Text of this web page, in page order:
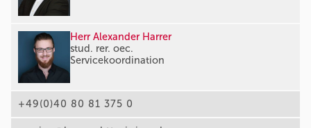
Herr Alexander Harrer
stud. rer. oec.
Servicekoordination
+49(0)40 80 81 375 0